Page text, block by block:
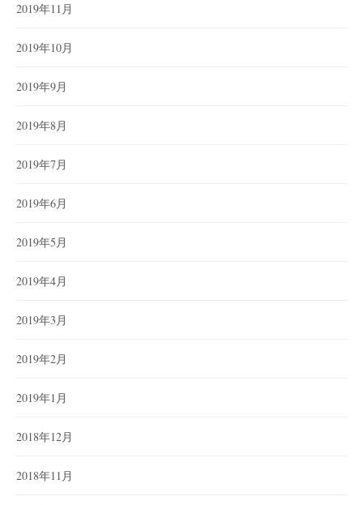
2019年11月
2019年10月
2019年9月
2019年8月
2019年7月
2019年6月
2019年5月
2019年4月
2019年3月
2019年2月
2019年1月
2018年12月
2018年11月